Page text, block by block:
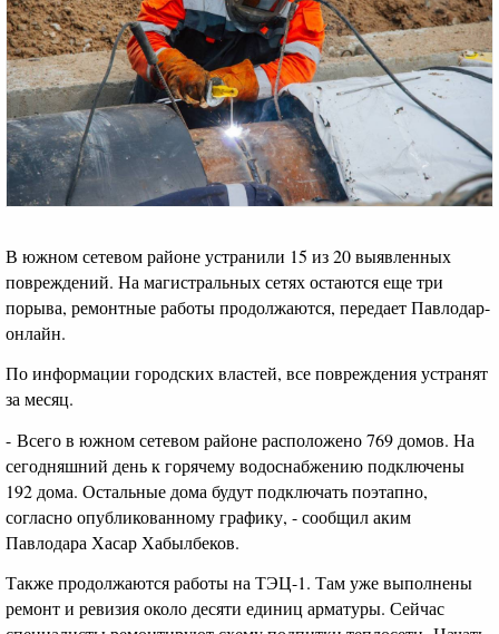
В южном сетевом районе устранили 15 из 20 выявленных
повреждений. На магистральных сетях остаются еще три
порыва, ремонтные работы продолжаются, передает Павлодар-
онлайн.
По информации городских властей, все повреждения устранят
за месяц.
- Всего в южном сетевом районе расположено 769 домов. На
сегодняшний день к горячему водоснабжению подключены
192 дома. Остальные дома будут подключать поэтапно,
согласно опубликованному графику, - сообщил аким
Павлодара Хасар Хабылбеков.
Также продолжаются работы на ТЭЦ-1. Там уже выполнены
ремонт и ревизия около десяти единиц арматуры. Сейчас